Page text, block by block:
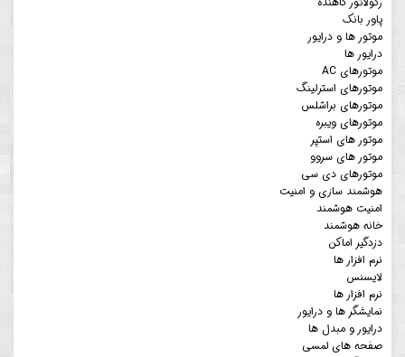
پاور بانک
موتور ها و درایور
درایور ها
موتورهای AC
موتورهای استرلینگ
موتورهای براشلس
موتورهای ویبره
موتور های استپر
موتور های سروو
موتورهای دی سی
هوشمند سازی و امنیت
امنیت هوشمند
خانه هوشمند
دزدگیر اماکن
نرم افزار ها
لایسنس
نرم افزار ها
نمایشگر ها و درایور
درایور و مبدل ها
صفحه های لمسی